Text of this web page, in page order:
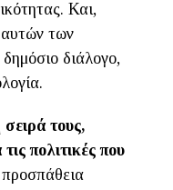
Και,
αυτών των
διάλογο,
τους,
πολιτικές που
προσπάθεια